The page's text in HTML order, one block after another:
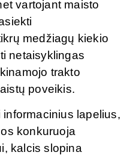
vartojant maisto
medžiagų kiekio
netaisyklingas
trakto
poveikis.
informacinius lapelius,
konkuruoja
kalcis slopina